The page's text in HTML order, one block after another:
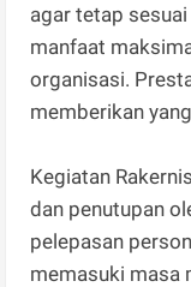
agar tetap
manfaat
organisasi.
memberikan
Kegiatan
dan penutupan
pelepasan
memasuki masa